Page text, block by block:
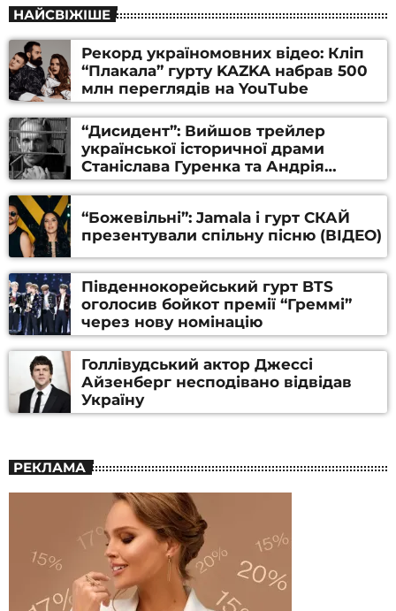
НАЙСВІЖІШЕ
Рекорд україномовних відео: Кліп
“Плакала” гурту KAZKA набрав 500
млн переглядів на YouTube
“Дисидент”: Вийшов трейлер
української історичної драми
Станіслава Гуренка та Андрія
Алфьорова (ВІДЕО)
“Божевільні”: Jamala і гурт СКАЙ
презентували спільну пісню (ВІДЕО)
Південнокорейський гурт BTS
оголосив бойкот премії “Греммі”
через нову номінацію
Голлівудський актор Джессі
Айзенберг несподівано відвідав
Україну
РЕКЛАМА